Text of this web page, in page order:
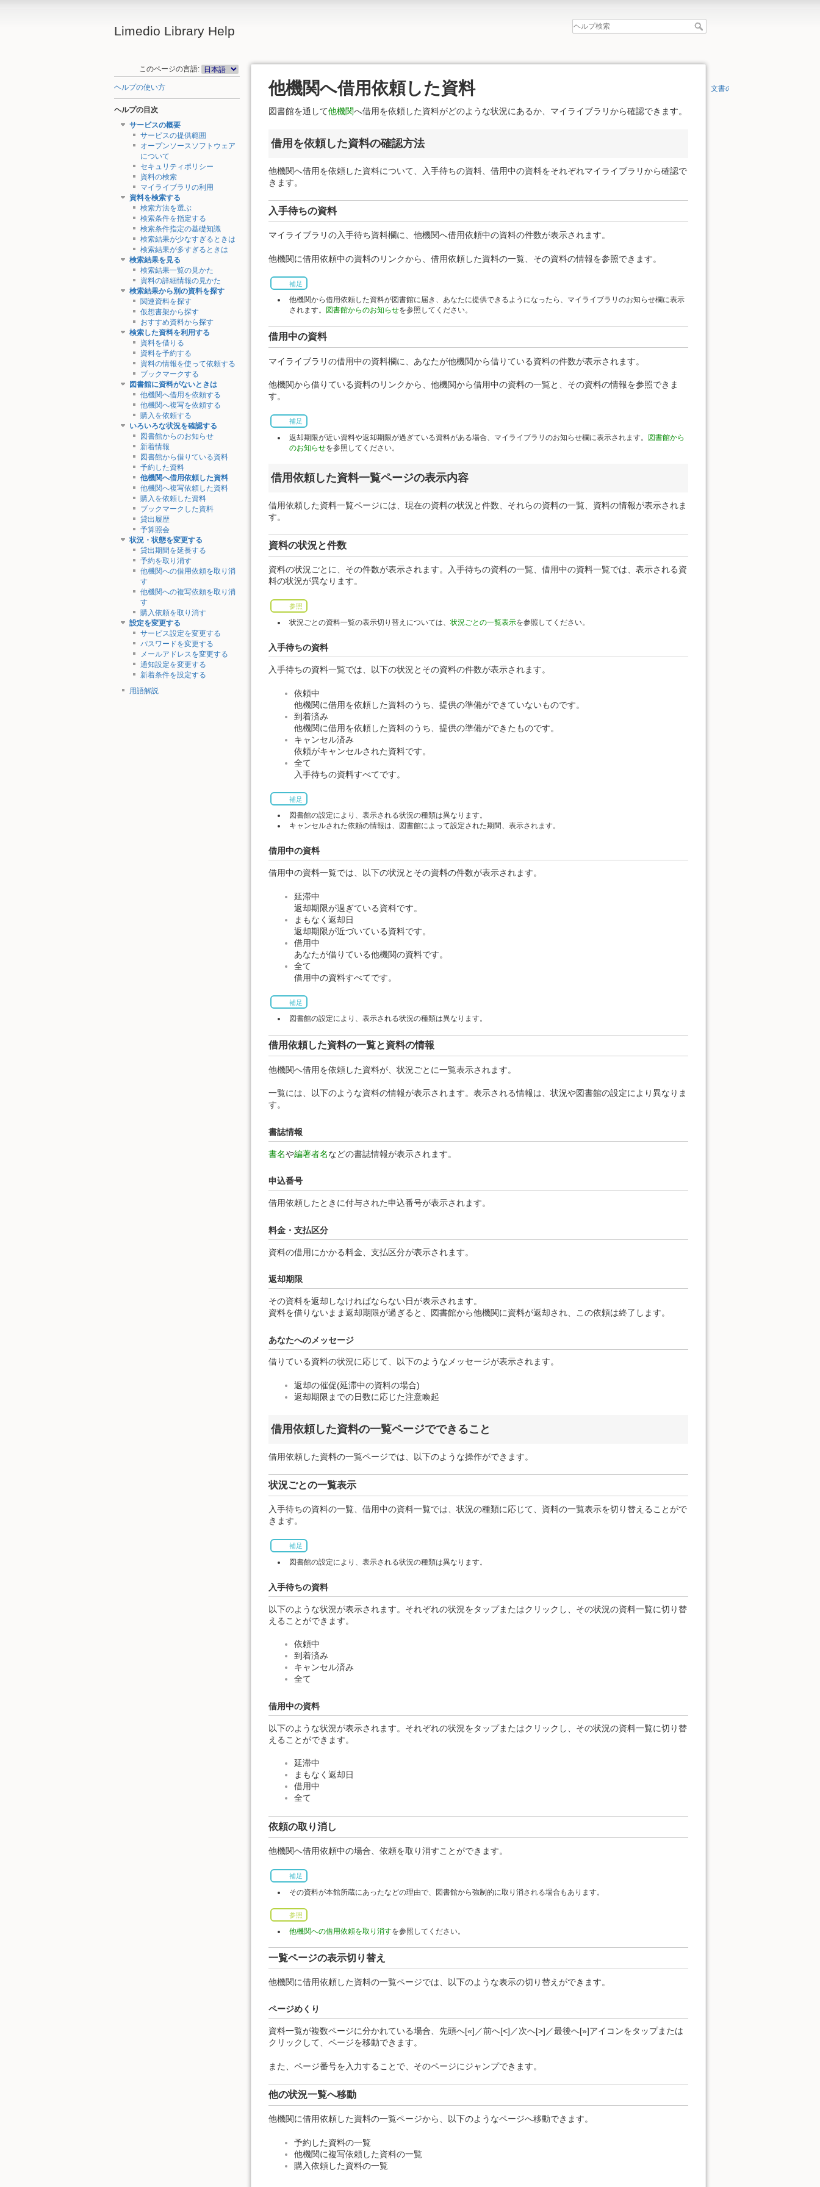
Limedio Library Help
このページの言語:
ヘルプの使い方
ヘルプの目次
サービスの概要
サービスの提供範囲
オープンソースソフトウェア
について
セキュリティポリシー
資料の検索
マイライブラリの利用
資料を検索する
検索方法を選ぶ
検索条件を指定する
検索条件指定の基礎知識
検索結果が少なすぎるときは
検索結果が多すぎるときは
検索結果を見る
検索結果一覧の見かた
資料の詳細情報の見かた
検索結果から別の資料を探す
関連資料を探す
仮想書架から探す
おすすめ資料から探す
検索した資料を利用する
資料を借りる
資料を予約する
資料の情報を使って依頼する
ブックマークする
図書館に資料がないときは
他機関へ借用を依頼する
他機関へ複写を依頼する
購入を依頼する
いろいろな状況を確認する
図書館からのお知らせ
新着情報
図書館から借りている資料
予約した資料
他機関へ借用依頼した資料
他機関へ複写依頼した資料
購入を依頼した資料
ブックマークした資料
貸出履歴
予算照会
状況・状態を変更する
貸出期間を延長する
予約を取り消す
他機関への借用依頼を取り消
す
他機関への複写依頼を取り消
す
購入依頼を取り消す
設定を変更する
サービス設定を変更する
パスワードを変更する
メールアドレスを変更する
通知設定を変更する
新着条件を設定する
用語解説
他機関へ借用依頼した資料
図書館を通して他機関へ借用を依頼した資料がどのような状況にあるか、マイライブラリから確認できます。
借用を依頼した資料の確認方法
他機関へ借用を依頼した資料について、入手待ちの資料、借用中の資料をそれぞれマイライブラリから確認で
きます。
入手待ちの資料
マイライブラリの入手待ち資料欄に、他機関へ借用依頼中の資料の件数が表示されます。
他機関に借用依頼中の資料のリンクから、借用依頼した資料の一覧、その資料の情報を参照できます。
補足
他機関から借用依頼した資料が図書館に届き、あなたに提供できるようになったら、マイライブラリのお知らせ欄に表示
されます。
図書館からのお知らせを参照してください。
借用中の資料
マイライブラリの借用中の資料欄に、あなたが他機関から借りている資料の件数が表示されます。
他機関から借りている資料のリンクから、他機関から借用中の資料の一覧と、その資料の情報を参照できま
す。
補足
返却期限が近い資料や返却期限が過ぎている資料がある場合、マイライブラリのお知らせ欄に表示されます。 図書館から
のお知らせを参照してください。
借用依頼した資料一覧ページの表示内容
借用依頼した資料一覧ページには、現在の資料の状況と件数、それらの資料の一覧、資料の情報が表示されま
す。
資料の状況と件数
資料の状況ごとに、その件数が表示されます。入手待ちの資料の一覧、借用中の資料一覧では、表示される資
料の状況が異なります。
参照
状況ごとの資料一覧の表示切り替えについては、状況ごとの一覧表示を参照してください。
入手待ちの資料
入手待ちの資料一覧では、以下の状況とその資料の件数が表示されます。
依頼中
他機関に借用を依頼した資料のうち、提供の準備ができていないものです。
到着済み
他機関に借用を依頼した資料のうち、提供の準備ができたものです。
キャンセル済み
依頼がキャンセルされた資料です。
全て
入手待ちの資料すべてです。
補足
図書館の設定により、表示される状況の種類は異なります。
キャンセルされた依頼の情報は、図書館によって設定された期間、表示されます。
借用中の資料
借用中の資料一覧では、以下の状況とその資料の件数が表示されます。
延滞中
返却期限が過ぎている資料です。
まもなく返却日
返却期限が近づいている資料です。
借用中
あなたが借りている他機関の資料です。
全て
借用中の資料すべてです。
補足
図書館の設定により、表示される状況の種類は異なります。
借用依頼した資料の一覧と資料の情報
他機関へ借用を依頼した資料が、状況ごとに一覧表示されます。
一覧には、以下のような資料の情報が表示されます。表示される情報は、状況や図書館の設定により異なりま
す。
書誌情報
書名や編著者名などの書誌情報が表示されます。
申込番号
借用依頼したときに付与された申込番号が表示されます。
料金・支払区分
資料の借用にかかる料金、支払区分が表示されます。
返却期限
その資料を返却しなければならない日が表示されます。
資料を借りないまま返却期限が過ぎると、図書館から他機関に資料が返却され、この依頼は終了します。
あなたへのメッセージ
借りている資料の状況に応じて、以下のようなメッセージが表示されます。
返却の催促(延滞中の資料の場合)
返却期限までの日数に応じた注意喚起
借用依頼した資料の一覧ページでできること
借用依頼した資料の一覧ページでは、以下のような操作ができます。
状況ごとの一覧表示
入手待ちの資料の一覧、借用中の資料一覧では、状況の種類に応じて、資料の一覧表示を切り替えることがで
きます。
補足
図書館の設定により、表示される状況の種類は異なります。
入手待ちの資料
以下のような状況が表示されます。それぞれの状況をタップまたはクリックし、その状況の資料一覧に切り替
えることができます。
依頼中
到着済み
キャンセル済み
全て
借用中の資料
以下のような状況が表示されます。それぞれの状況をタップまたはクリックし、その状況の資料一覧に切り替
えることができます。
延滞中
まもなく返却日
借用中
全て
依頼の取り消し
他機関へ借用依頼中の場合、依頼を取り消すことができます。
補足
その資料が本館所蔵にあったなどの理由で、図書館から強制的に取り消される場合もあります。
参照
他機関への借用依頼を取り消すを参照してください。
一覧ページの表示切り替え
他機関に借用依頼した資料の一覧ページでは、以下のような表示の切り替えができます。
ページめくり
資料一覧が複数ページに分かれている場合、先頭へ[«]／前へ[<]／次へ[>]／最後へ[»]アイコンをタップまたは
クリックして、ページを移動できます。
また、ページ番号を入力することで、そのページにジャンプできます。
他の状況一覧へ移動
他機関に借用依頼した資料の一覧ページから、以下のようなページへ移動できます。
予約した資料の一覧
他機関に複写依頼した資料の一覧
購入依頼した資料の一覧
文書の先頭へ